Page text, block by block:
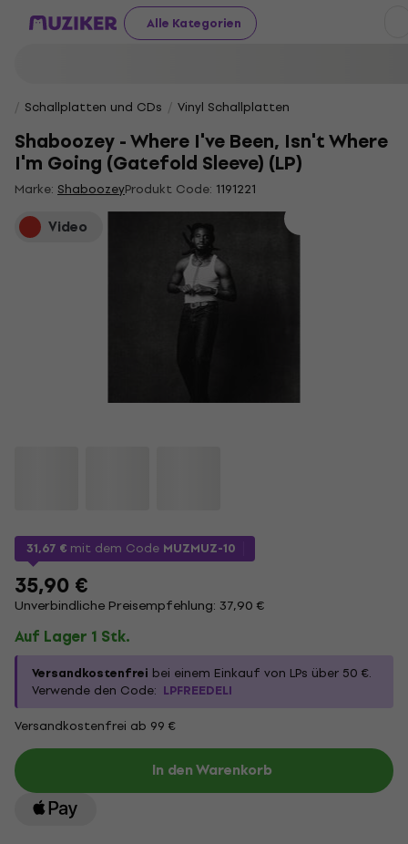
Alle Kategorien
Schallplatten und CDs Vinyl Schallplatten
Shaboozey - Where I've Been, Isn't Where
I'm Going (Gatefold Sleeve) (LP)
Marke: ShaboozeyProdukt Code: 1191221
Video
31,67 € mit dem Code MUZMUZ-10
35,90 €
Unverbindliche Preisempfehlung: 37,90 €
Auf Lager 1 Stk.
Versandkostenfrei bei einem Einkauf von LPs über 50 €.
Verwende den Code: LPFREEDELI
Versandkostenfrei ab 99 €
In den Warenkorb